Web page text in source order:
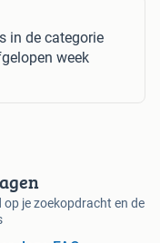
in de categorie
week
je zoekopdracht en de